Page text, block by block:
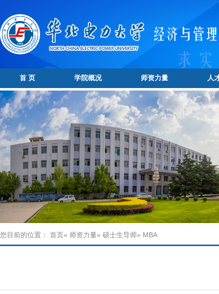
首 页 学院概况 师资力量 人
您目前的位置： 首页» 师资力量» 硕士生导师» MBA